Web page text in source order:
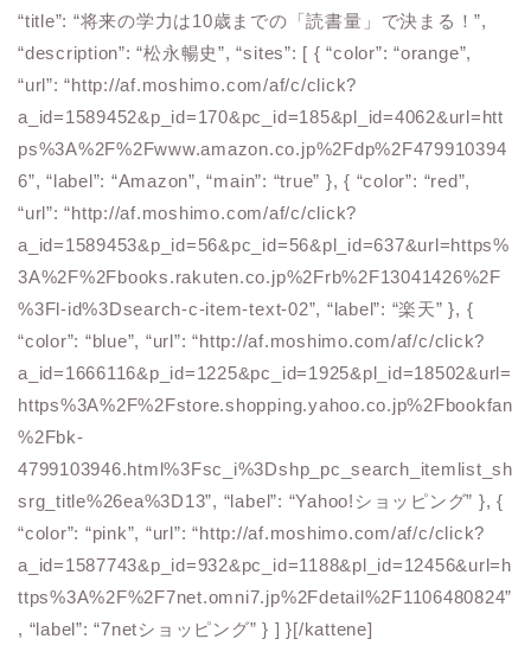
“title”: “将来の学力は10歳までの「読書量」で決まる！”,
“description”: “松永暢史”, “sites”: [ { “color”: “orange”,
“url”: “http://af.moshimo.com/af/c/click?
a_id=1589452&p_id=170&pc_id=185&pl_id=4062&url=htt
ps%3A%2F%2Fwww.amazon.co.jp%2Fdp%2F479910394
6”, “label”: “Amazon”, “main”: “true” }, { “color”: “red”,
“url”: “http://af.moshimo.com/af/c/click?
a_id=1589453&p_id=56&pc_id=56&pl_id=637&url=https%
3A%2F%2Fbooks.rakuten.co.jp%2Frb%2F13041426%2F
%3Fl-id%3Dsearch-c-item-text-02”, “label”: “楽天” }, {
“color”: “blue”, “url”: “http://af.moshimo.com/af/c/click?
a_id=1666116&p_id=1225&pc_id=1925&pl_id=18502&url=
https%3A%2F%2Fstore.shopping.yahoo.co.jp%2Fbookfan
%2Fbk-
4799103946.html%3Fsc_i%3Dshp_pc_search_itemlist_sh
srg_title%26ea%3D13”, “label”: “Yahoo!ショッピング” }, {
“color”: “pink”, “url”: “http://af.moshimo.com/af/c/click?
a_id=1587743&p_id=932&pc_id=1188&pl_id=12456&url=h
ttps%3A%2F%2F7net.omni7.jp%2Fdetail%2F1106480824”
, “label”: “7netショッピング” } ] }[/kattene]